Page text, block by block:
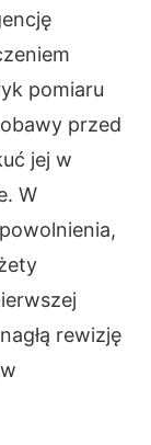
pomiaru
przed
jej w
W
rewizję